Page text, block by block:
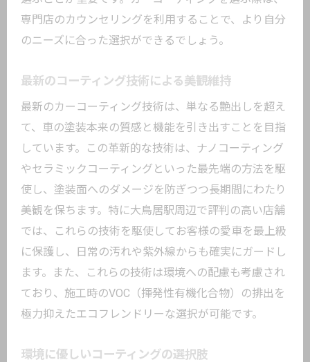
ィングの実力
最先端技術を活用した保護方法
施工後に感じる違い
専門家が薦めるコーティング
プロの技術による保護の秘密
専門店のカウンセリングを利用することで、より自分
のニーズに合った選択ができるでしょう。
最新のコーティング技術による美観維持
最新のカーコーティング技術は、単なる艶出しを超え
て、車の塗装本来の質感と機能を引き出すことを目指
しています。この革新的な技術は、ナノコーティング
やセラミックコーティングといった最先端の方法を駆
使し、塗装面へのダメージを防ぎつつ長期間にわたり
美観を保ちます。特に大鳥居駅周辺で評判の高い店舗
では、これらの技術を駆使してお客様の愛車を最上級
に保護し、日常の汚れや紫外線からも確実にガードし
ます。また、これらの技術は環境への配慮も考慮され
ており、施工時のVOC（揮発性有機化合物）の排出を
極力抑えたエコフレンドリーな選択が可能です。
環境に優しいコーティングの選択肢